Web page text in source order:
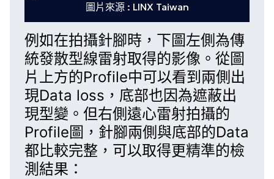
圖片來源 : LINX Taiwan
例如在拍攝針腳時，下圖左側為傳
統發散型線雷射取得的影像。從圖
片上方的Profile中可以看到兩側出
現Data loss，底部也因為遮蔽出
現型變。但右側遠心雷射拍攝的
Profile圖，針腳兩側與底部的Data
都比較完整，可以取得更精準的檢
測結果：